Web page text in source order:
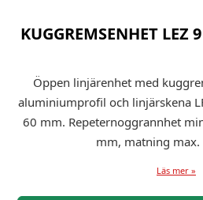
KUGGREMSENHET LEZ
Öppen linjärenhet med
aluminiumprofil och linjärskena
60 mm. Repeternoggrannhet
mm, matning max.
Läs mer »